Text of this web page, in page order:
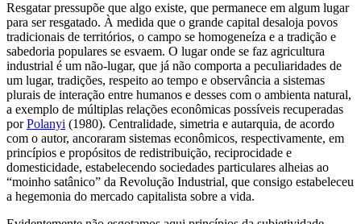
Resgatar pressupõe que algo existe, que permanece em algum lugar
para ser resgatado. À medida que o grande capital desaloja povos
tradicionais de territórios, o campo se homogeneíza e a tradição e
sabedoria populares se esvaem. O lugar onde se faz agricultura
industrial é um não-lugar, que já não comporta a peculiaridades de
um lugar, tradições, respeito ao tempo e observância a sistemas
plurais de interação entre humanos e desses com o ambienta natural,
a exemplo de múltiplas relações econômicas possíveis recuperadas
porPolanyi (1980). Centralidade, simetria e autarquia, de acordo
com o autor, ancoraram sistemas econômicos, respectivamente, em
princípios e propósitos de redistribuição, reciprocidade e
domesticidade, estabelecendo sociedades particulares alheias ao
“moinho satânico” da Revolução Industrial, que consigo estabeleceu
a hegemonia do mercado capitalista sobre a vida.